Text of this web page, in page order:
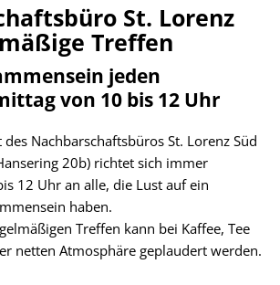
St. Lorenz
Treffen
jeden
von 10 bis 12 Uhr
des Nachbarschaftsbüros St. Lorenz Süd
20b) richtet sich immer
12 Uhr an alle, die Lust auf ein
haben.
Treffen kann bei Kaffee, Tee
netten Atmosphäre geplaudert werden.